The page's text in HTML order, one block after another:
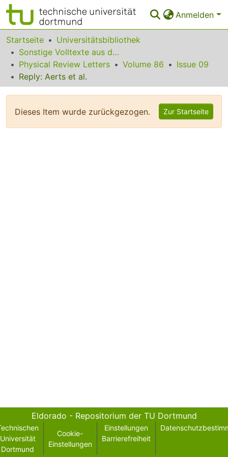
Anmelden
Bereiche & Sammlungen
Das gesamte Repositorium
Statistiken
Startseite
Universitätsbibliothek
Sonstige Volltexte aus dem Bibliotheksangebot
Physical Review Letters
Volume 86
Issue 09
Reply: Aerts et al.
Dieses Item wurde zurückgezogen. Zur Startseite
Eldorado - Repositorium der TU Dortmund
Universität
Dortmund
Cookie-
Einstellungen
Einstellungen
Barrierefreiheit